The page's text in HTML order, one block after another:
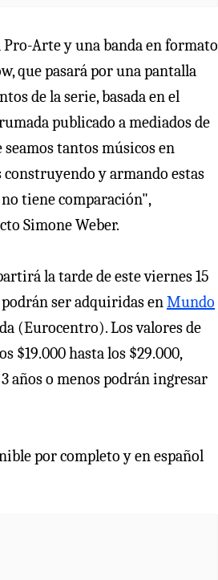
Arte y una banda en formato
que pasará por una pantalla
de la serie, basada en el
publicado a mediados de
seamos tantos músicos en
y armando estas
tiene comparación",
Simone Weber.
la tarde de este viernes 15
ser adquiridas enMundo
(Eurocentro). Los valores de
$19.000 hasta los $29.000,
años o menos podrán ingresar
por completo y en español